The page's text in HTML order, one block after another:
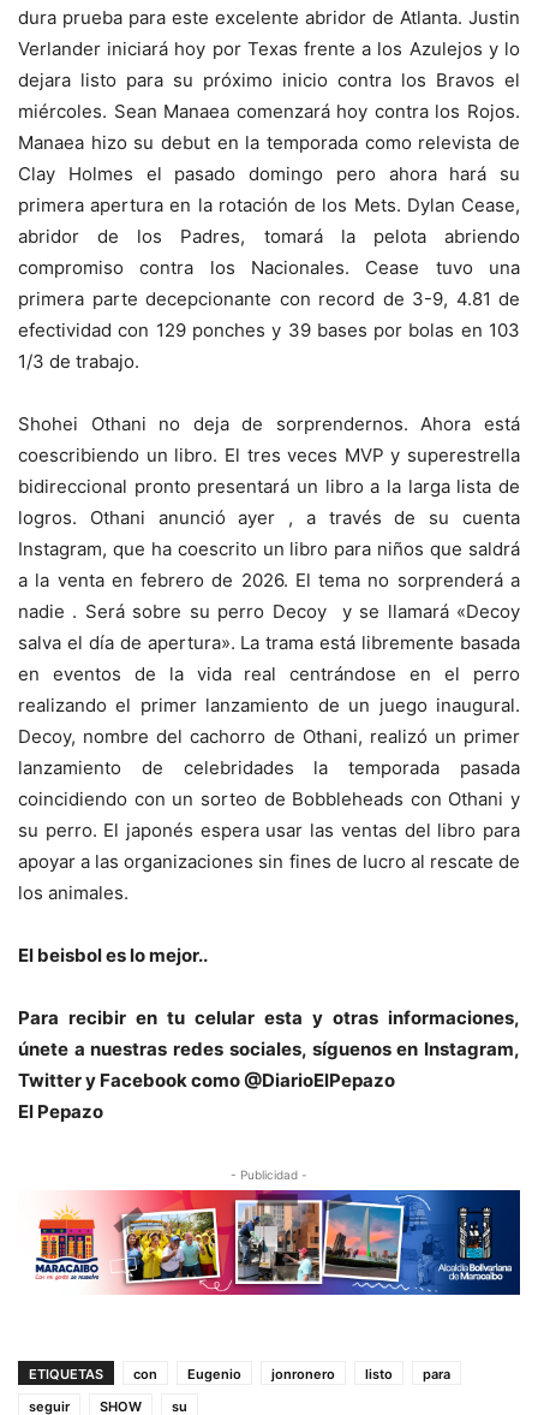
dura prueba para este excelente abridor de Atlanta. Justin
Verlander iniciará hoy por Texas frente a los Azulejos y lo
dejara listo para su próximo inicio contra los Bravos el
miércoles. Sean Manaea comenzará hoy contra los Rojos.
Manaea hizo su debut en la temporada como relevista de
Clay Holmes el pasado domingo pero ahora hará su
primera apertura en la rotación de los Mets. Dylan Cease,
abridor de los Padres, tomará la pelota abriendo
compromiso contra los Nacionales. Cease tuvo una
primera parte decepcionante con record de 3-9, 4.81 de
efectividad con 129 ponches y 39 bases por bolas en 103
1/3 de trabajo.
Shohei Othani no deja de sorprendernos. Ahora está
coescribiendo un libro. El tres veces MVP y superestrella
bidireccional pronto presentará un libro a la larga lista de
logros. Othani anunció ayer , a través de su cuenta
Instagram, que ha coescrito un libro para niños que saldrá
a la venta en febrero de 2026. El tema no sorprenderá a
nadie . Será sobre su perro Decoy y se llamará «Decoy
salva el día de apertura». La trama está libremente basada
en eventos de la vida real centrándose en el perro
realizando el primer lanzamiento de un juego inaugural.
Decoy, nombre del cachorro de Othani, realizó un primer
lanzamiento de celebridades la temporada pasada
coincidiendo con un sorteo de Bobbleheads con Othani y
su perro. El japonés espera usar las ventas del libro para
apoyar a las organizaciones sin fines de lucro al rescate de
los animales.
El beisbol es lo mejor..
Para recibir en tu celular esta y otras informaciones,
únete a nuestras redes sociales, síguenos en Instagram,
Twitter y Facebook como @DiarioElPepazo
El Pepazo
- Publicidad -
ETIQUETAS con Eugenio jonronero listo
para
seguir
SHOW su